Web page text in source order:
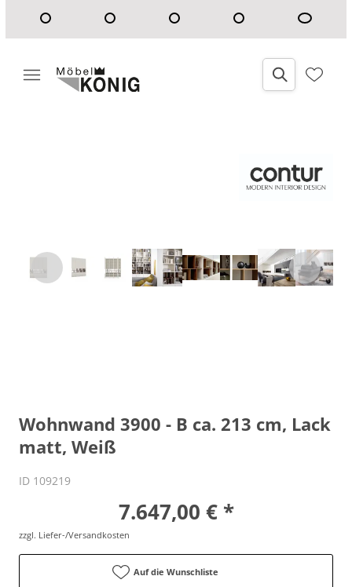
Wohnwand 3900 - B ca. 213 cm, Lack
matt, Weiß
ID 109219
7.647,00 € *
zzgl. Liefer-/Versandkosten
Auf die Wunschliste